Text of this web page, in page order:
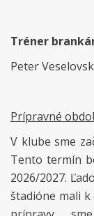
Tréner
Peter
Prípravné
V klube sme
Tento termín
2026/2027.
štadióne mali k